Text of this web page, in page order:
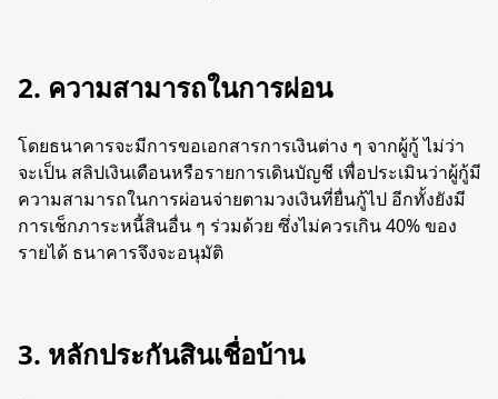
2. ความสามารถในการผ่อน
โดยธนาคารจะมีการขอเอกสารการเงินต่าง ๆ จากผู้กู้ ไม่ว่า
จะเป็น สลิปเงินเดือนหรือรายการเดินบัญชี เพื่อประเมินว่าผู้กู้มี
ความสามารถในการผ่อนจ่ายตามวงเงินที่ยื่นกู้ไป อีกทั้งยังมี
การเช็กภาระหนี้สินอื่น ๆ ร่วมด้วย ซึ่งไม่ควรเกิน 40% ของ
รายได้ ธนาคารจึงจะอนุมัติ
3. หลักประกันสินเชื่อบ้าน